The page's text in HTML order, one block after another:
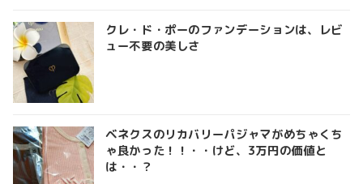
クレ・ド・ポーのファンデーションは、レビ
ュー不要の美しさ
ベネクスのリカバリーパジャマがめちゃくち
ゃ良かった！！・・けど、3万円の価値と
は・・？